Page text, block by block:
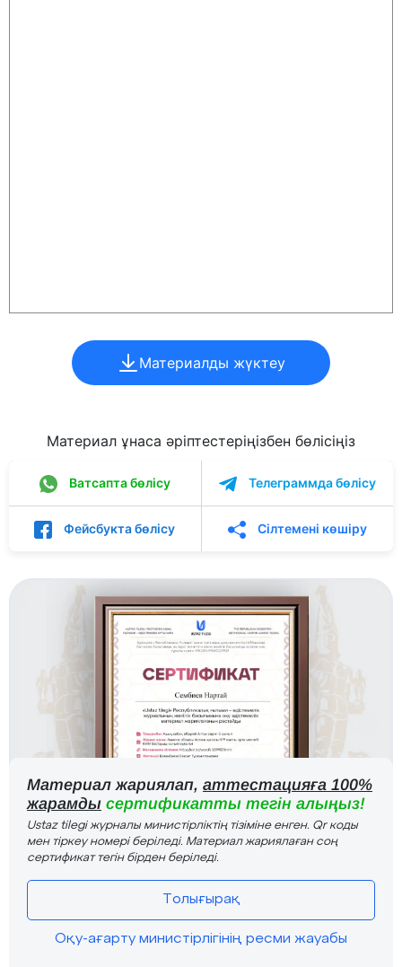
Материалды жүктеу
Материал ұнаса әріптестеріңізбен бөлісіңіз
Ватсапта бөлісу Телеграммда бөлісу
Фейсбукта бөлісу Сілтемені көшіру
Материал жариялап, аттестацияға 100%
жарамды сертификатты тегін алыңыз!
Ustaz tilegi журналы министірліктің тізіміне енген. Qr коды
мен тіркеу номері беріледі. Материал жариялаған соң
сертификат тегін бірден беріледі.
Толығырақ
Оқу-ағарту министірлігінің ресми жауабы